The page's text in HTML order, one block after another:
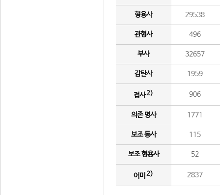
형용사 29538
관형사 496
부사 32657
감탄사 1959
접사2) 906
의존 명사 1771
보조 동사 115
보조 형용사 52
어미 2) 2837